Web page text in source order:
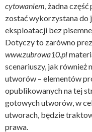
cytowaniem, żadna
zostać wykorzystana
eksploatacji bez
Dotyczy to zarówno
www.zubrowa10.pl
scenariuszy, jak również
utworów – elementów
opublikowanych na tej
gotowych utworów, w
utworach, będzie
prawa.